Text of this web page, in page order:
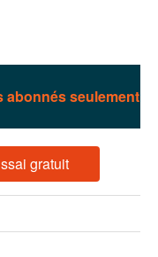
abonnés seulement
gratuit